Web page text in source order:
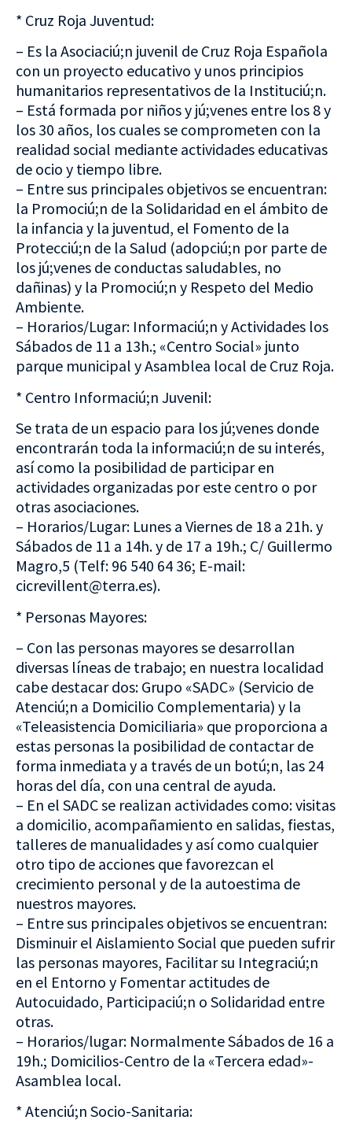
* Cruz Roja Juventud:
– Es la Asociaciú;n juvenil de Cruz Roja Española
con un proyecto educativo y unos principios
humanitarios representativos de la Instituciú;n.
– Está formada por niños y jú;venes entre los 8 y
los 30 años, los cuales se comprometen con la
realidad social mediante actividades educativas
de ocio y tiempo libre.
– Entre sus principales objetivos se encuentran:
la Promociú;n de la Solidaridad en el ámbito de
la infancia y la juventud, el Fomento de la
Protecciú;n de la Salud (adopciú;n por parte de
los jú;venes de conductas saludables, no
dañinas) y la Promociú;n y Respeto del Medio
Ambiente.
– Horarios/Lugar: Informaciú;n y Actividades los
Sábados de 11 a 13h.; «Centro Social» junto
parque municipal y Asamblea local de Cruz Roja.
* Centro Informaciú;n Juvenil:
Se trata de un espacio para los jú;venes donde
encontrarán toda la informaciú;n de su interés,
así como la posibilidad de participar en
actividades organizadas por este centro o por
otras asociaciones.
– Horarios/Lugar: Lunes a Viernes de 18 a 21h. y
Sábados de 11 a 14h. y de 17 a 19h.; C/ Guillermo
Magro,5 (Telf: 96 540 64 36; E-mail:
cicrevillent@terra.es).
* Personas Mayores:
– Con las personas mayores se desarrollan
diversas líneas de trabajo; en nuestra localidad
cabe destacar dos: Grupo «SADC» (Servicio de
Atenciú;n a Domicilio Complementaria) y la
«Teleasistencia Domiciliaria» que proporciona a
estas personas la posibilidad de contactar de
forma inmediata y a través de un botú;n, las 24
horas del día, con una central de ayuda.
– En el SADC se realizan actividades como: visitas
a domicilio, acompañamiento en salidas, fiestas,
talleres de manualidades y así como cualquier
otro tipo de acciones que favorezcan el
crecimiento personal y de la autoestima de
nuestros mayores.
– Entre sus principales objetivos se encuentran:
Disminuir el Aislamiento Social que pueden sufrir
las personas mayores, Facilitar su Integraciú;n
en el Entorno y Fomentar actitudes de
Autocuidado, Participaciú;n o Solidaridad entre
otras.
– Horarios/lugar: Normalmente Sábados de 16 a
19h.; Domicilios-Centro de la «Tercera edad»-
Asamblea local.
* Atenciú;n Socio-Sanitaria: